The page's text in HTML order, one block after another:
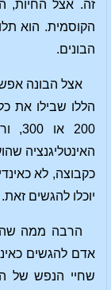
זה. אצל החיות,
הקוסמית. הוא
הבונים.
אצל הבונה
הללו שבילו את
200
האינטליגנציה
כקבוצה, לא
יוכלו להגשים
הרבה ממה
אדם להגשים
שחיי הנפש של